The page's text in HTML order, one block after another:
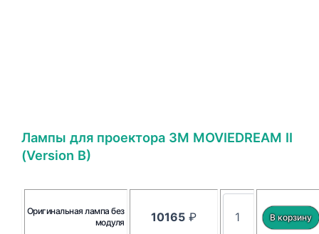
Лампы для проектора 3M MOVIEDREAM II
(Version B)
Оригинальная лампа без
модуля
10165₽